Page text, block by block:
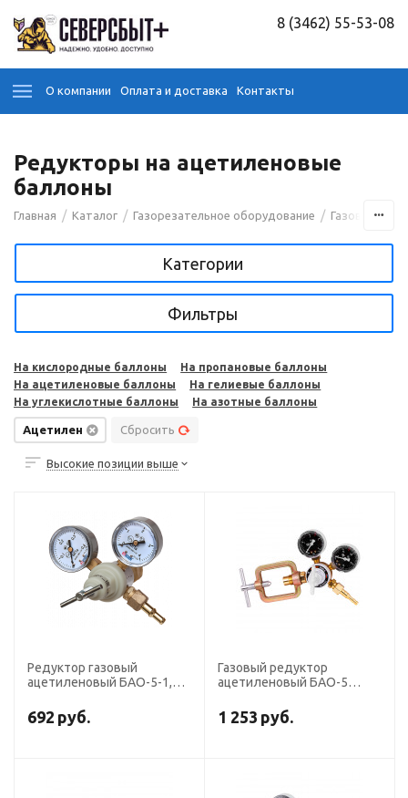
8 (3462) 55-53-08
О компании Оплата и доставка Контакты
Редукторы на ацетиленовые
баллоны
Главная / Каталог / Газорезательное оборудование / Газовые
Категории
Фильтры
На кислородные баллоны
На пропановые баллоны
На ацетиленовые баллоны
На гелиевые баллоны
На углекислотные баллоны
На азотные баллоны
Ацетилен Сбросить
Высокие позиции выше
Редуктор газовый
ацетиленовый БАО-5-1,5
692 руб.
Газовый редуктор
ацетиленовый БАО-5
1 253 руб.